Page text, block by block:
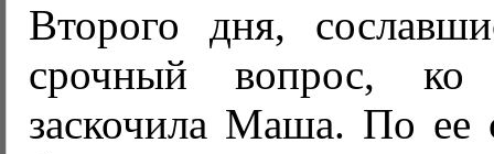
Второго дня,
срочный вопрос,
заскочила Маша. По